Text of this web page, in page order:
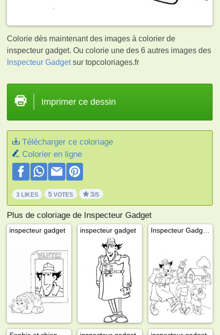
Colorie dès maintenant des images à colorier de
inspecteur gadget. Ou colorie une des 6 autres images des
Inspecteur Gadgetsur topcoloriages.fr
Imprimer ce dessin
Télécharger ce coloriage
Colorier en ligne
3 LIKES 5 VOTES 3/5
Plus de coloriage de Inspecteur Gadget
inspecteur gadget inspecteur gadget